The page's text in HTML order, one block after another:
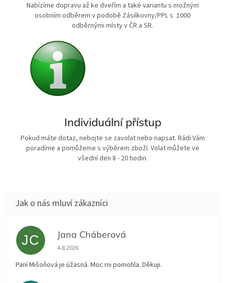
Nabízíme dopravu až ke dveřím a také variantu s možným
osobním odběrem v podobě Zásilkovny/PPL s 1000
odběrnými místy v ČR a SR.
Individuální přístup
Pokud máte dotaz, nebojte se zavolat nebo napsat. Rádi Vám
poradíme a pomůžeme s výběrem zboží. Volat můžete ve
všední den 8 - 20 hodin.
JC Jana Cháberová
Hodnocení obchodu je 5 z 5 hvězdiček.
4.8.2026
Paní Mišoňová je úžasná. Moc mi pomohla. Děkuji.